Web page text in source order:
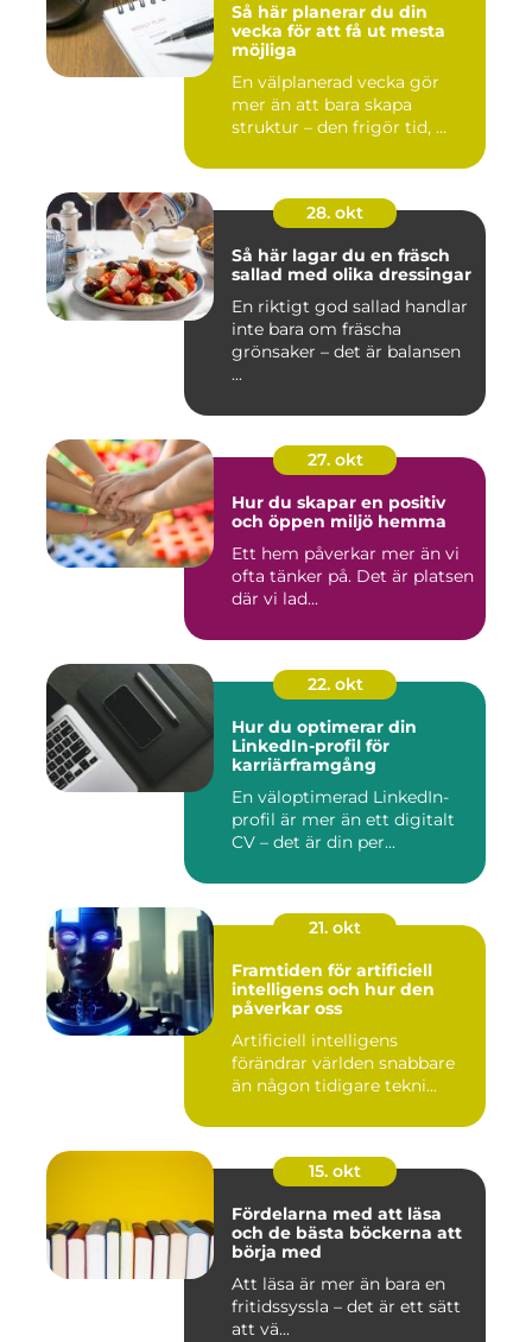
Så här planerar du din
vecka för att få ut mesta
möjliga
En välplanerad vecka gör
mer än att bara skapa
struktur – den frigör tid, ...
28. okt
Så här lagar du en fräsch
sallad med olika dressingar
En riktigt god sallad handlar
inte bara om fräscha
grönsaker – det är balansen
...
27. okt
Hur du skapar en positiv
och öppen miljö hemma
Ett hem påverkar mer än vi
ofta tänker på. Det är platsen
där vi lad...
22. okt
Hur du optimerar din
LinkedIn-profil för
karriärframgång
En väloptimerad LinkedIn-
profil är mer än ett digitalt
CV – det är din per...
21. okt
Framtiden för artificiell
intelligens och hur den
påverkar oss
Artificiell intelligens
förändrar världen snabbare
än någon tidigare tekni...
15. okt
Fördelarna med att läsa
och de bästa böckerna att
börja med
Att läsa är mer än bara en
fritidssyssla – det är ett sätt
att vä...